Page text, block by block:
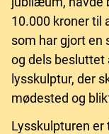
10.000 kroner til
som har gjort en
og dels
lysskulptur, der
mødested og
Lysskulpturen